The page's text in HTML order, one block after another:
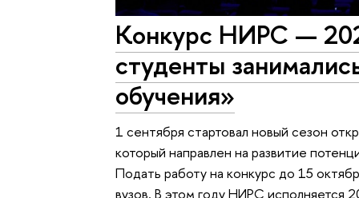
Конкурс НИРС —
студенты
обучения»
1 сентября стартовал новый сезон
который направлен на развитие
Подать работу на конкурс до 15
вузов. В этом году НИРС исполняется